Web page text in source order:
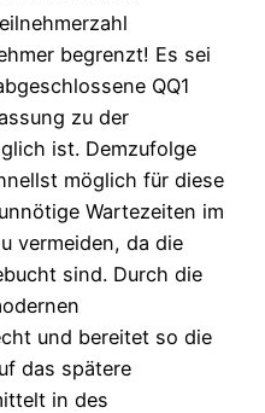
begrenzt! Es sei
QQ1
zu der
ist. Demzufolge
möglich für diese
Wartezeiten im
vermeiden, da die
sind. Durch die
und bereitet so die
das spätere
in des